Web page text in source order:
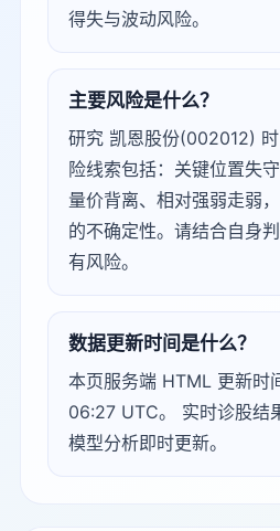
得失与波动风险。
主要风险是什么？
研究 凯恩股份(002012)
险线索包括：关键位置失
量价背离、相对强弱走弱
的不确定性。请结合自身
有风险。
数据更新时间是什么？
本页服务端 HTML 更新
06:27 UTC。 实时诊股结
模型分析即时更新。